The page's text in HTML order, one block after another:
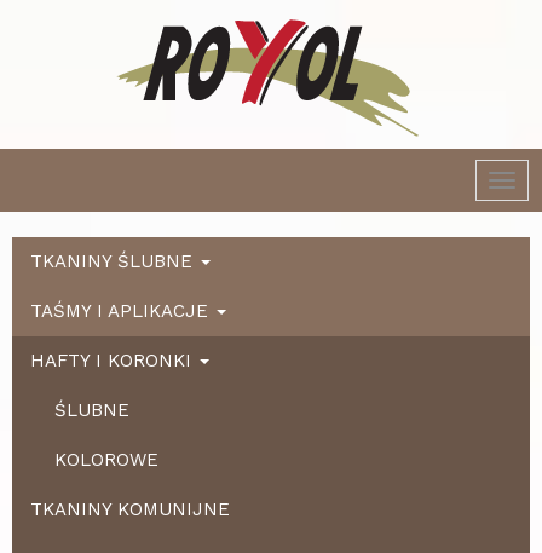
TKANINY ŚLUBNE
TAŚMY I APLIKACJE
HAFTY I KORONKI
ŚLUBNE
KOLOROWE
TKANINY KOMUNIJNE